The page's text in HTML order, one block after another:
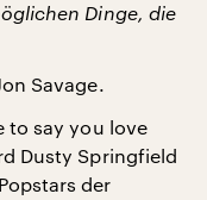
Dinge, die
Savage.
to say you love
Dusty Springfield
der